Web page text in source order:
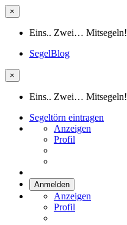
×
Eins.. Zwei… Mitsegeln!
SegelBlog
×
Eins.. Zwei… Mitsegeln!
Segeltörn eintragen
Anzeigen
Profil
Anmelden
Anzeigen
Profil